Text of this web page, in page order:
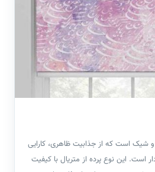
از تکستایل نور را در محیط کور میکند و
آن را دو رو چاپ کرد و اولین انتخاب
و قیمت مناسب را یک جا می خواهند.
در اتاق های خواب و شرکت ها و ادارات
شیک است که از جذابیت ظاهری، کارایی
است. این نوع پرده از متریال با کیفیت